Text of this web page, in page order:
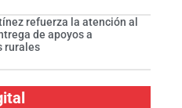
refuerza la atención al
de apoyos a
rurales